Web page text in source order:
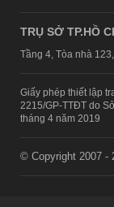
TRỤ SỞ TP.HỒ
Tầng 4, Tòa nhà
Giấy phép thiết lập
2215/GP-TTĐT do
tháng 4 năm 2019
© Copyright 2007 -